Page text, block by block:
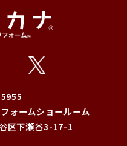
ォームショールーム
区下瀬谷3-17-1